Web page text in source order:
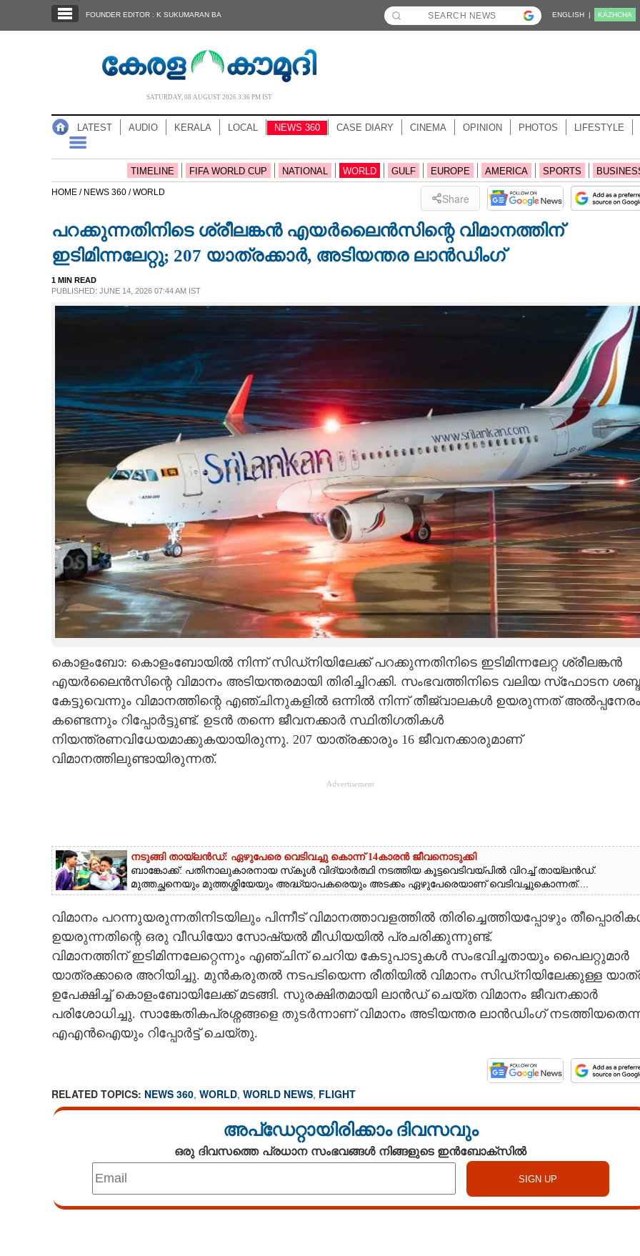
NOTIFIED NEWS
NEWS 360
CASE DIARY
LIFESTYLE
SPIRITUAL
CARTOONS
LITERATURE
FOUNDER EDITOR : K SUKUMARAN BA ENGLISH | KĀZHCHA
SATURDAY, 08 AUGUST 2026 3.36 PM IST
LATEST AUDIO KERALA LOCAL NEWS 360 CASE DIARY CINEMA OPINION PHOTOS LIFESTYLE
TIMELINE FIFA WORLD CUP NATIONAL WORLD GULF EUROPE AMERICA SPORTS
HOME / NEWS 360 /WORLD Share
പറക്കുന്നതിനിടെ ശ്രീലങ്കൻ എയർലൈൻസിന്റെ വിമാനത്തിന്
ഇടിമിന്നലേറ്റു; 207 യാത്രക്കാർ, അടിയന്തര ലാൻഡിംഗ്
1 MIN READ
PUBLISHED: JUNE 14, 2026 07:44 AM IST
കൊളംബോ: കൊളംബോയിൽ നിന്ന് സിഡ്നിയിലേക്ക് പറക്കുന്നതിനിടെ ഇടിമിന്നലേറ്റ ശ്രീലങ്കൻ
എയർലൈൻസിന്റെ വിമാനം അടിയന്തരമായി തിരിച്ചിറക്കി. സംഭവത്തിനിടെ വലിയ സ്‌ഫോടന
കേട്ടുവെന്നും വിമാനത്തിന്റെ എഞ്ചിനുകളിൽ ഒന്നിൽ നിന്ന് തീജ്വാലകൾ ഉയരുന്നത് അൽപ്പനേരം
കണ്ടെന്നും റിപ്പോർട്ടുണ്ട്. ഉടൻ തന്നെ ജീവനക്കാർ സ്ഥിതിഗതികൾ
നിയന്ത്രണവിധേയമാക്കുകയായിരുന്നു. 207 യാത്രക്കാരും 16 ജീവനക്കാരുമാണ്
വിമാനത്തിലുണ്ടായിരുന്നത്.
Advertisement
നടുങ്ങി തായ്‌ലൻഡ്: ഏഴുപേരെ വെടിവച്ചു കൊന്ന് 14കാരൻ ജീവനൊടുക്കി
ബാങ്കോക്ക്: പതിനാലുകാരനായ സ്‌കൂൾ വിദ്യാർത്ഥി നടത്തിയ കൂട്ടവെടിവയ്‌പിൽ വിറച്ച് തായ്‌ലൻഡ്.
മുത്തച്ഛനെയും മുത്തശ്ശിയേയും അദ്ധ്യാപകരെയും അടക്കം ഏഴുപേരെയാണ് വെടിവച്ചുകൊന്നത്....
വിമാനം പറന്നുയരുന്നതിനിടയിലും പിന്നീട് വിമാനത്താവളത്തിൽ തിരിച്ചെത്തിയപ്പോഴും
ഉയരുന്നതിന്റെ ഒരു വീഡിയോ സോഷ്യൽ മീഡിയയിൽ പ്രചരിക്കുന്നുണ്ട്.
വിമാനത്തിന് ഇടിമിന്നലേറ്റെന്നും എഞ്ചിന് ചെറിയ കേടുപാടുകൾ സംഭവിച്ചതായും പൈലറ്റുമാർ
യാത്രക്കാരെ അറിയിച്ചു. മുൻകരുതൽ നടപടിയെന്ന രീതിയിൽ വിമാനം സിഡ്നിയിലേക്കുള്ള
ഉപേക്ഷിച്ച് കൊളംബോയിലേക്ക് മടങ്ങി. സുരക്ഷിതമായി ലാൻഡ് ചെയ്ത വിമാനം ജീവനക്കാർ
പരിശോധിച്ചു. സാങ്കേതികപ്രശ്നങ്ങളെ തുടർന്നാണ് വിമാനം അടിയന്തര ലാൻഡിംഗ്
എഎൻഐയും റിപ്പോർട്ട് ചെയ്തു.
RELATED TOPICS: NEWS 360, WORLD, WORLD NEWS, FLIGHT
അപ്ഡേറ്റായിരിക്കാം ദിവസവും
ഒരു ദിവസത്തെ പ്രധാന സംഭവങ്ങൾ നിങ്ങളുടെ ഇൻബോക്സിൽ